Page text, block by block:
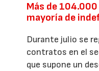
Más de
mayoría de
Durante julio se
contratos en el
que supone un